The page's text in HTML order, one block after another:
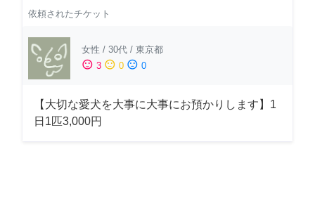
依頼されたチケット
女性 / 30代 / 東京都
sentiment_satisfied 3 sentiment_neutral 0 sentiment_dissatisfied 0
【大切な愛犬を大事に大事にお預かりします】1
日1匹3,000円